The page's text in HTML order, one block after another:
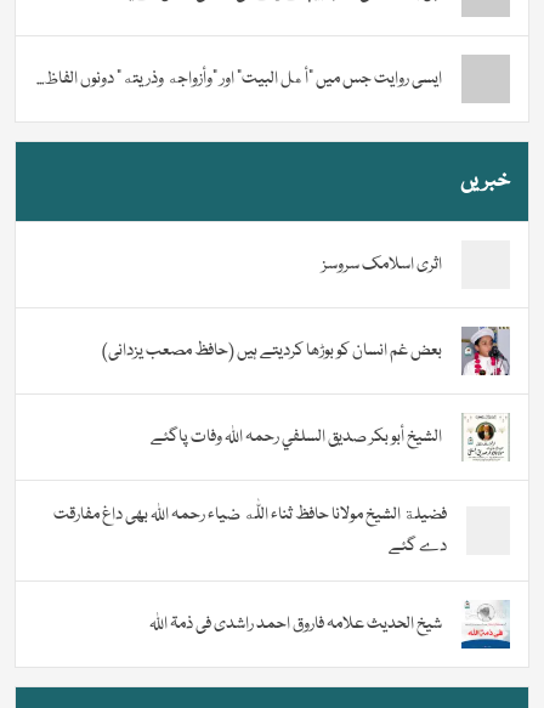
ایسی روایت جس میں “أهل البيت” اور “وأزواجه وذريته” دونوں الفاظ...
خبریں
اثری اسلامک سروسز
بعض غم انسان کو بوڑھا کردیتے ہیں (حافظ مصعب یزدانی)
الشيخ أبو بكر صديق السلفي رحمہ اللہ وفات پاگئے
فضیلة الشيخ مولانا حافظ ثناء اللّٰه ضیاء رحمہ اللہ بھی داغ مفارقت
دے گئے
شیخ الحدیث علامہ فاروق احمد راشدی فی ذمۃ اللہ